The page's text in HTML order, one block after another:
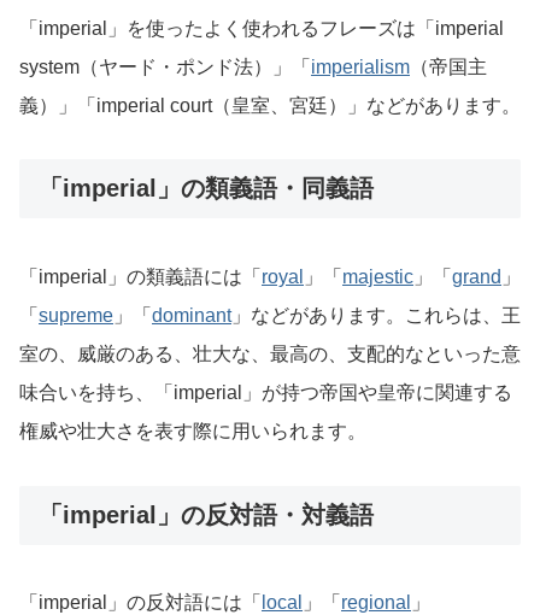
「imperial」を使ったよく使われるフレーズは「imperial
system（ヤード・ポンド法）」「 imperialism （帝国主
義）」「imperial court（皇室、宮廷）」などがあります。
「imperial」の類義語・同義語
「imperial」の類義語には「 royal 」「 majestic 」「 grand 」
「 supreme 」「 dominant」などがあります。これらは、王
室の、威厳のある、壮大な、最高の、支配的なといった意
味合いを持ち、「imperial」が持つ帝国や皇帝に関連する
権威や壮大さを表す際に用いられます。
「imperial」の反対語・対義語
「imperial」の反対語には「 local 」「 regional
」